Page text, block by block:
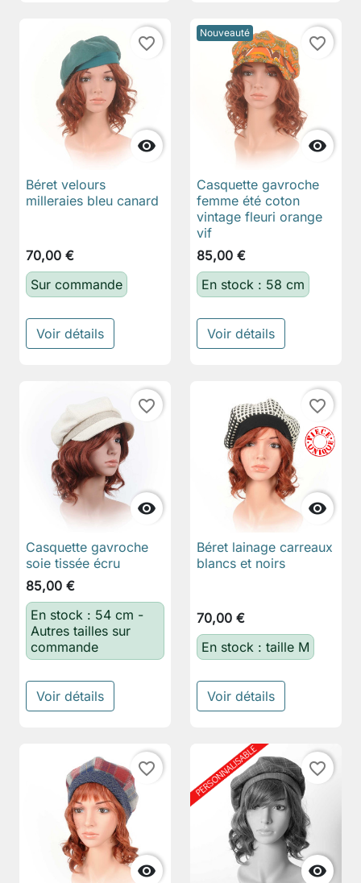

favorite_border
Béret velours
milleraies bleu canard
70,00 €
Sur commande
Voir détails
Nouveauté

favorite_border
Casquette gavroche
femme été coton
vintage fleuri orange
vif
85,00 €
En stock : 58 cm
Voir détails

favorite_border
Casquette gavroche
soie tissée écru
85,00 €
En stock : 54 cm -
Autres tailles sur
commande
Voir détails

favorite_border
Béret lainage carreaux
blancs et noirs
70,00 €
En stock : taille M
Voir détails

favorite_border

favorite_border